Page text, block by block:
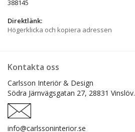
388145
Direktlänk:
Högerklicka och kopiera adressen
Kontakta oss
Carlsson Interiör & Design
Södra Järnvägsgatan 27, 28831 Vinslöv.
info@carlssoninterior.se